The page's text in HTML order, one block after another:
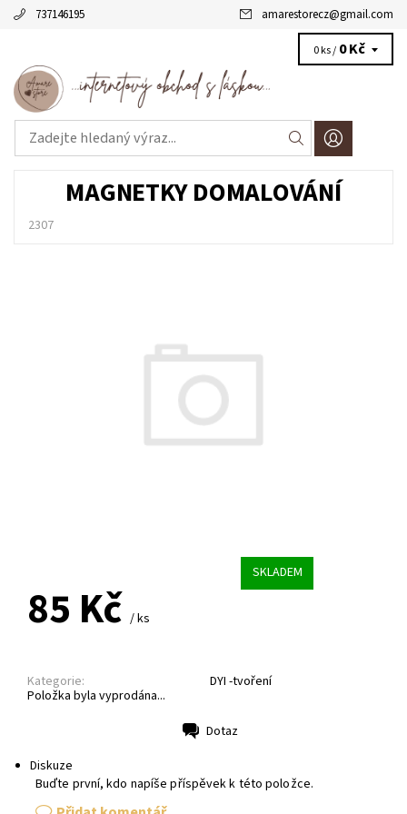
737146195 amarestorecz@gmail.com
0 ks / 0 Kč
MAGNETKY DOMALOVÁNÍ
2307
SKLADEM
85 Kč / ks
Kategorie:
DYI -tvoření
Položka byla vyprodána...
Dotaz
Diskuze
Buďte první, kdo napíše příspěvek k této položce.